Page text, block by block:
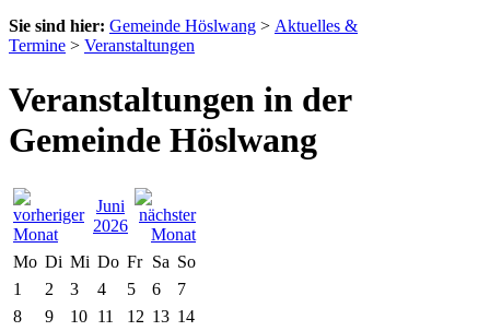
Sie sind hier: Gemeinde Höslwang > Aktuelles &
Termine > Veranstaltungen
Veranstaltungen in der
Gemeinde Höslwang
Juni
2026
Mo Di Mi Do Fr Sa So
1
2 3 4 5 6
7
8
9 10 11 12 13 14